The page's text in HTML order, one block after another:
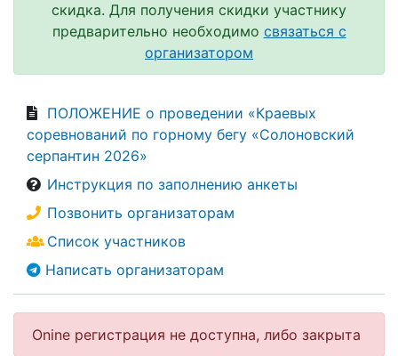
скидка. Для получения скидки участнику
предварительно необходимо связаться с
организатором
ПОЛОЖЕНИЕ о проведении «Краевых
соревнований по горному бегу «Солоновский
серпантин 2026»
Инструкция по заполнению анкеты
Позвонить организаторам
Список участников
Написать организаторам
Onine регистрация не доступна, либо закрыта